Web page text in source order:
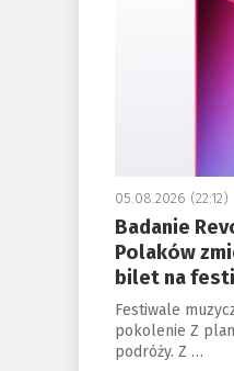
05.08.2026 (22:12)
Badanie
Polaków
bilet na
Festiwale
pokolenie Z
podróży. Z …